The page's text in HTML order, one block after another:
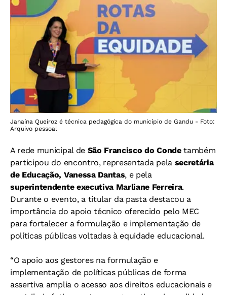
Janaína Queiroz é técnica pedagógica do município de Gandu - Foto:
Arquivo pessoal
A rede municipal de São Francisco do Condetambém
participou do encontro, representada pelasecretária
de Educação, Vanessa Dantas, e pela
superintendente executiva Marliane Ferreira.
Durante o evento, a titular da pasta destacou a
importância do apoio técnico oferecido pelo MEC
para fortalecer a formulação e implementação de
políticas públicas voltadas à equidade educacional.
“O apoio aos gestores na formulação e
implementação de políticas públicas de forma
assertiva amplia o acesso aos direitos educacionais e